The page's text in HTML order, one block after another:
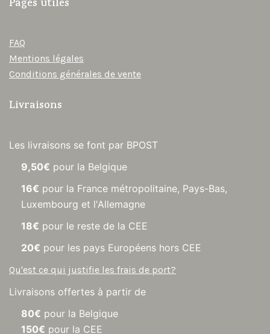
Pages utiles
FAQ
Mentions légales
Conditions générales de vente
Livraisons
Les livraisons se font par BPOST
9,50€ pour la Belgique
16€ pour la France métropolitaine, Pays-Bas,
Luxembourg et l'Allemagne
18€ pour le reste de la CEE
20€ pour les pays Européens hors CEE
Qu'est ce qui justifie les frais de port?
Livraisons offertes à partir de
80€ pour la Belgique
150€ pour la CEE